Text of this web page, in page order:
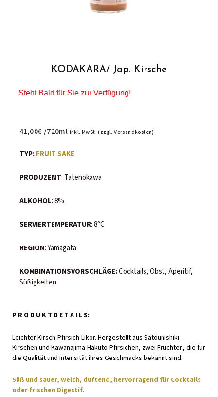
KODAKARA/ Jap. Kirsche
Steht Bald für Sie zur Verfügung!
41,00€
TYP: FRUIT SAKE
PRODUZENT: Tatenokawa
ALKOHOL: 8%
SERVIERTEMPERATUR: 8°C
REGION: Yamagata
KOMBINATIONSVORSCHLÄGE:Cocktails, Obst, Aperitif,
Süßigkeiten
P R O D U K T D E T A I L S:
Leichter Kirsch-Pfirsich-Likör. Hergestellt aus Satounishiki-
Kirschen und Kawanajima-Hakuto-Pfirsichen, zwei Früchten, die für
die Qualität und Intensität ihres Geschmacks bekannt sind.
Süß und sauer, weich, duftend, hervorragend für Cocktails
oder frischen Digestif.